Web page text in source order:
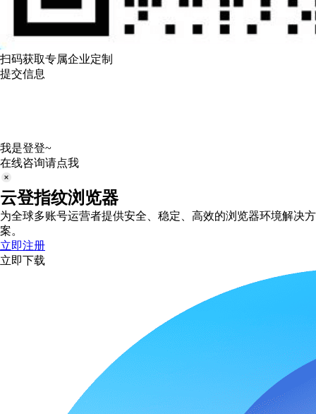
扫码获取专属企业定制
提交信息
我是登登~
在线咨询请点我
云登指纹浏览器
为全球多账号运营者提供安全、稳定、高效的浏览器环境解决方
案。
立即注册
立即下载